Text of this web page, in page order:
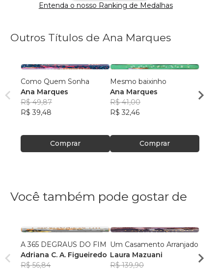
Entenda o nosso Ranking de Medalhas
Outros Títulos de Ana Marques
Como Quem Sonha
Ana Marques
R$ 49,87
R$ 39,48
Comprar
Mesmo baixinho
Ana Marques
R$ 41,00
R$ 32,46
Comprar
Ana
R$
Você também pode gostar de
A 365 DEGRAUS DO FIM
Adriana C. A. Figueiredo
R$ 56,84
Um Casamento Arranjado
Laura Mazuani
R$ 139,90
R$